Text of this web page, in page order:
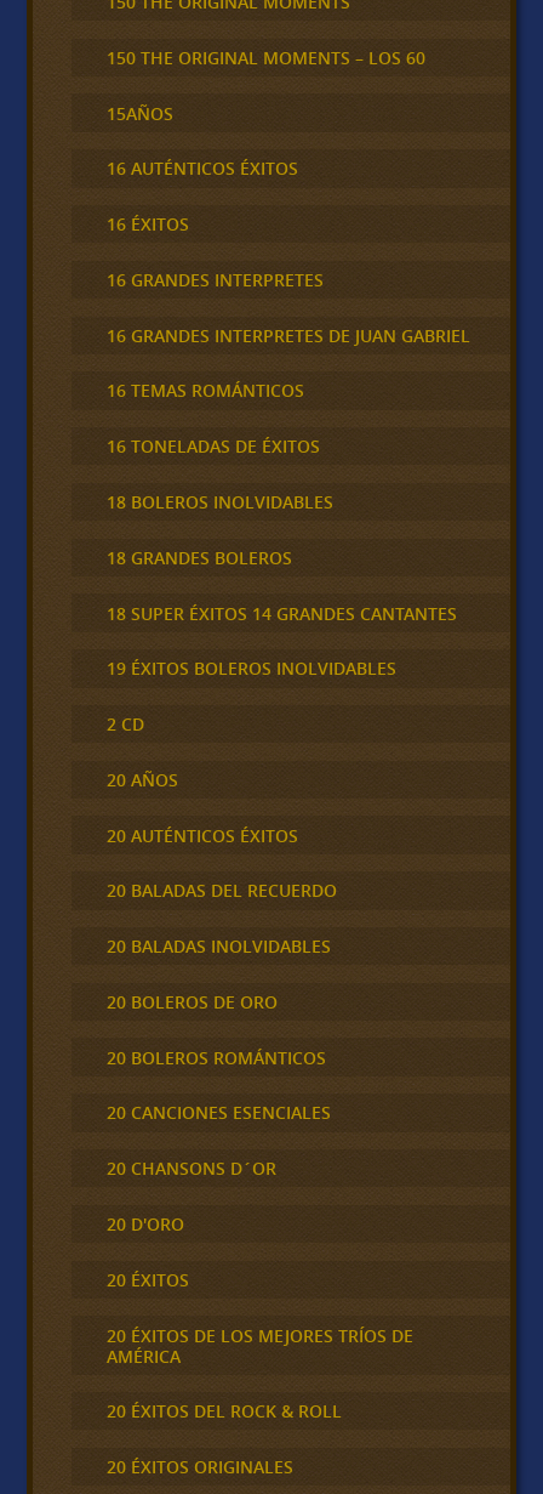
150 THE ORIGINAL MOMENTS – LOS 60
15AÑOS
16 AUTÉNTICOS ÉXITOS
16 ÉXITOS
16 GRANDES INTERPRETES
16 GRANDES INTERPRETES DE JUAN GABRIEL
16 TEMAS ROMÁNTICOS
16 TONELADAS DE ÉXITOS
18 BOLEROS INOLVIDABLES
18 GRANDES BOLEROS
18 SUPER ÉXITOS 14 GRANDES CANTANTES
19 ÉXITOS BOLEROS INOLVIDABLES
2 CD
20 AÑOS
20 AUTÉNTICOS ÉXITOS
20 BALADAS DEL RECUERDO
20 BALADAS INOLVIDABLES
20 BOLEROS DE ORO
20 BOLEROS ROMÁNTICOS
20 CANCIONES ESENCIALES
20 CHANSONS D´OR
20 D'ORO
20 ÉXITOS
20 ÉXITOS DE LOS MEJORES TRÍOS DE
AMÉRICA
20 ÉXITOS DEL ROCK & ROLL
20 ÉXITOS ORIGINALES